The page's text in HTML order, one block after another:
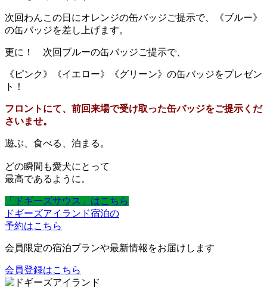
次回わんこの日にオレンジの缶バッジご提示で、《ブルー》
の缶バッジを差し上げます。
更に！ 次回ブルーの缶バッジご提示で、
《ピンク》《イエロー》《グリーン》の缶バッジをプレゼン
ト！
フロントにて、前回来場で受け取った缶バッジをご提示くだ
さいませ。
遊ぶ、食べる、泊まる。
どの瞬間も愛犬にとって
最高であるように。
「ドギーズサウス」はこちら
ドギーズアイランド宿泊の
予約はこちら
会員限定の宿泊プランや最新情報をお届けします
会員登録はこちら